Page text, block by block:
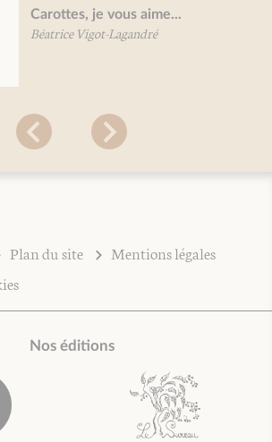
Carottes, je vous aime...
Béatrice Vigot-Lagandré
Plan du site
Mentions légales
Nos éditions